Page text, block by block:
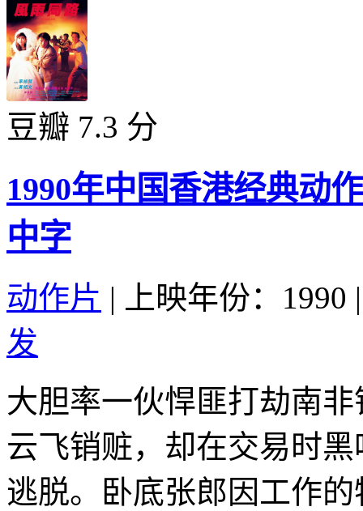
豆瓣 7.3 分
1990年中国香港经典动
中字
动作片 | 上映年份：1990 |
发
大胆率一伙悍匪打劫南
云飞销赃，却在交易时
逃脱。卧底张郎因工作